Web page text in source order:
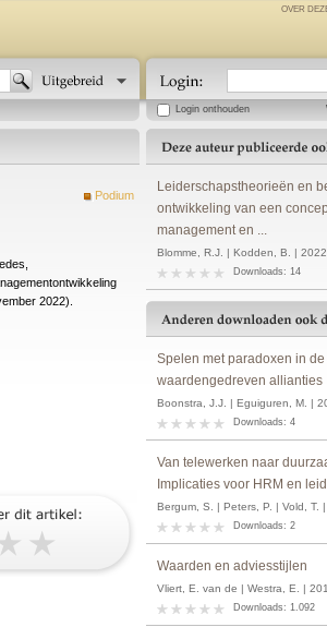
OVER
Login onthouden
Podium
2022).
Leiderschapstheorieën en
ontwikkeling van een
management en ...
Blomme, R.J. | Kodden, B. | 2022
Downloads: 14
Spelen met paradoxen in
waardengedreven allianties
Boonstra, J.J. | Eguiguren, M. |
Downloads: 4
Van telewerken naar
Implicaties voor HRM en
Bergum, S. | Peters, P. | Vold, T.
Downloads: 2
Waarden en adviesstijlen
Vliert, E. van de | Westra, E. |
Downloads: 1.092